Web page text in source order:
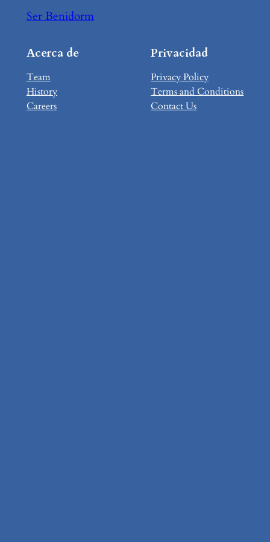
Ser Benidorm
Acerca de
Team
History
Careers
Privacidad
Privacy Policy
Terms and Conditions
Contact Us